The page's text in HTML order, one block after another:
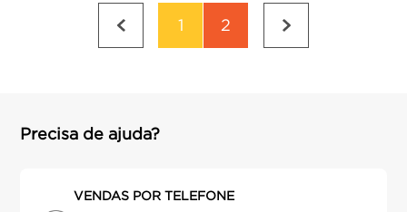
1 2
Precisa de ajuda?
VENDAS POR TELEFONE